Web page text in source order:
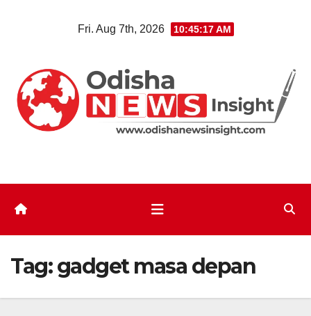
Fri. Aug 7th, 2026 10:45:17 AM
Tag:gadget masa depan